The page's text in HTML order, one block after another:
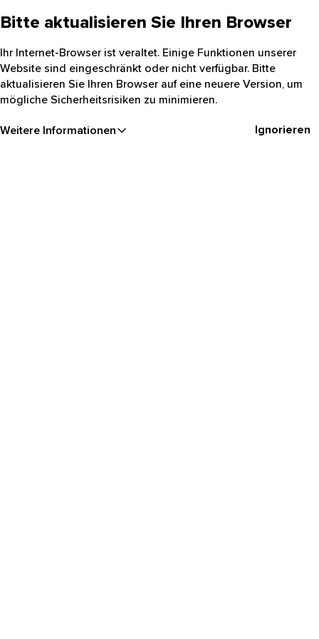
Bitte aktualisieren Sie Ihren Browser
Ihr Internet-Browser ist veraltet. Einige Funktionen unserer
Website sind eingeschränkt oder nicht verfügbar. Bitte
aktualisieren Sie Ihren Browser auf eine neuere Version, um
mögliche Sicherheitsrisiken zu minimieren.
Weitere Informationen Ignorieren